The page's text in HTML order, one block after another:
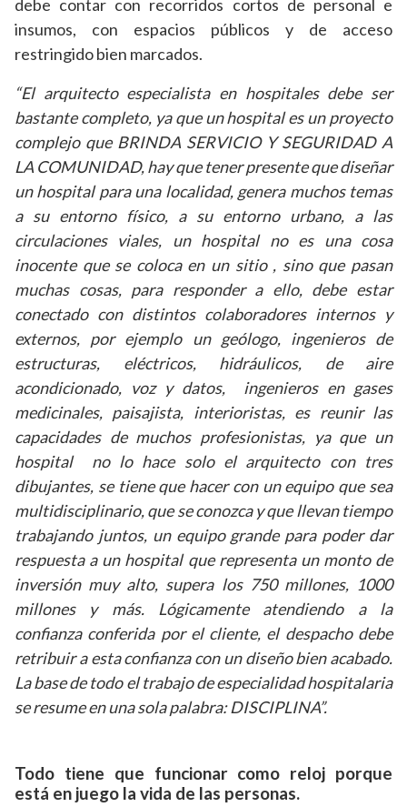
debe contar con recorridos cortos de personal e
insumos, con espacios públicos y de acceso
restringido bien marcados.
“El arquitecto especialista en hospitales debe ser
bastante completo, ya que un hospital es un proyecto
complejo que BRINDA SERVICIO Y SEGURIDAD A
LA COMUNIDAD, hay que tener presente que diseñar
un hospital para una localidad, genera muchos temas
a su entorno físico, a su entorno urbano, a las
circulaciones viales, un hospital no es una cosa
inocente que se coloca en un sitio , sino que pasan
muchas cosas, para responder a ello, debe estar
conectado con distintos colaboradores internos y
externos, por ejemplo un geólogo, ingenieros de
estructuras, eléctricos, hidráulicos, de aire
acondicionado, voz y datos, ingenieros en gases
medicinales, paisajista, interioristas, es reunir las
capacidades de muchos profesionistas, ya que un
hospital no lo hace solo el arquitecto con tres
dibujantes, se tiene que hacer con un equipo que sea
multidisciplinario, que se conozca y que llevan tiempo
trabajando juntos, un equipo grande para poder dar
respuesta a un hospital que representa un monto de
inversión muy alto, supera los 750 millones, 1000
millones y más. Lógicamente atendiendo a la
confianza conferida por el cliente, el despacho debe
retribuir a esta confianza con un diseño bien acabado.
La base de todo el trabajo de especialidad hospitalaria
se resume en una sola palabra: DISCIPLINA”.
Todo tiene que funcionar como reloj porque
está en juego la vida de las personas.